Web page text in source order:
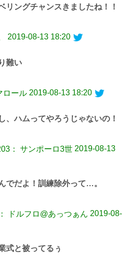
リングチャンスきましたね！！
2019-08-13 18:20
難い
ロール 2019-08-13 18:20
、ハムってやろうじゃないの！
： サンポーロ3世 2019-08-13
でだよ！訓練除外って…。
ドルフロ@あっつぁん 2019-08-
式と被ってるぅ